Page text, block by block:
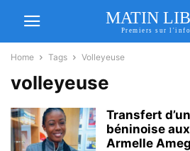
MATIN
Premiers sur
Home Tags Volleyeuse
volleyeuse
Transfert
béninoise
Armelle